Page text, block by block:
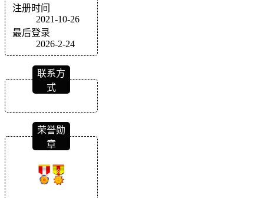
注册时间
2021-10-26
最后登录
2026-2-24
联系方
式
荣誉勋
章